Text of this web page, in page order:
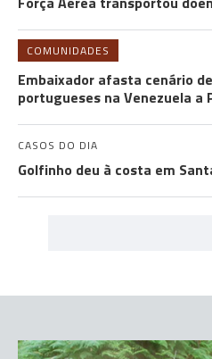
COMUNIDADES
Embaixador afasta cenário
portugueses na Venezuela a
CASOS DO DIA
Golfinho deu à costa em